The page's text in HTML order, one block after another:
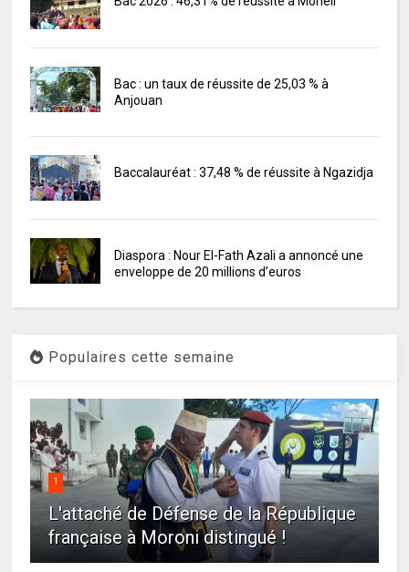
Bac : un taux de réussite de 25,03 % à
Anjouan
Baccalauréat : 37,48 % de réussite à Ngazidja
Diaspora : Nour El-Fath Azali a annoncé une
enveloppe de 20 millions d’euros
Populaires cette semaine
1
L'attaché de Défense de la République
française à Moroni distingué !